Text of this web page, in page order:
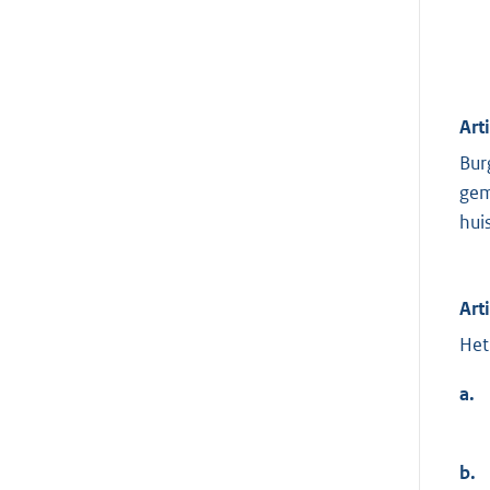
a.
b.